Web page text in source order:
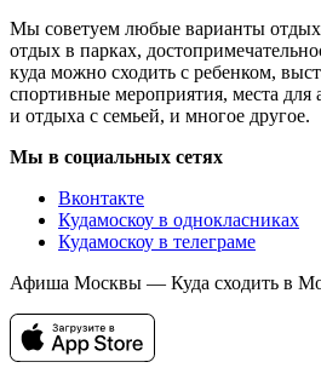
Мы советуем любые варианты
отдых в парках,
куда можно сходить с ребенком,
спортивные мероприятия, места для
и отдыха с семьей, и многое другое.
Мы в социальных сетях
Вконтакте
Кудамоскоу в однокласниках
Кудамоскоу в телеграме
Афиша Москвы — Куда сходить в